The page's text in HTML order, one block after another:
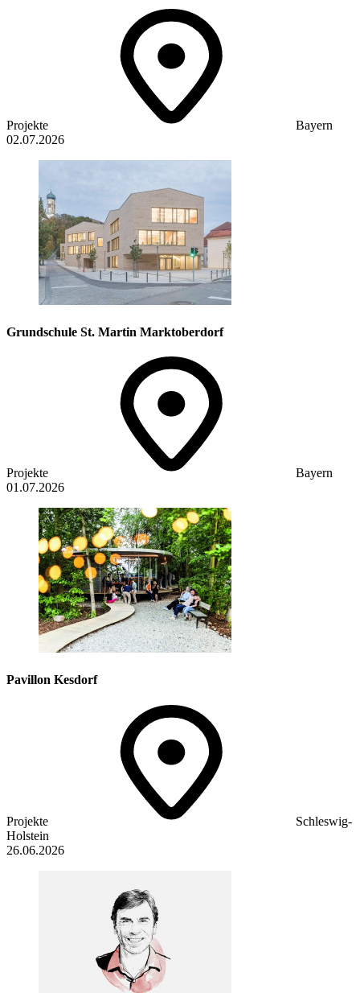
Projekte
Bayern
02.07.2026
Grundschule St. Martin Marktoberdorf
Projekte
Bayern
01.07.2026
Pavillon Kesdorf
Projekte
Schleswig-
Holstein
26.06.2026